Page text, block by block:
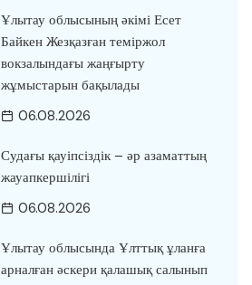
Ұлытау облысының әкімі Есет
Байкен Жезқазған теміржол
вокзалындағы жаңғырту
жұмыстарын бақылады
06.08.2026
Судағы қауіпсіздік – әр азаматтың
жауапкершілігі
06.08.2026
Ұлытау облысында Ұлттық ұланға
арналған әскери қалашық салынып